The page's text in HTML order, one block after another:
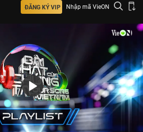
ĐĂNG KÝ VIP Nhập mã VieON